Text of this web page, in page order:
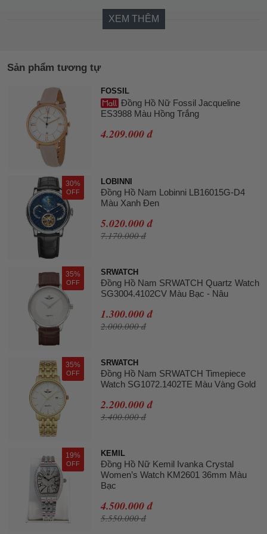
XEM THÊM
Sản phẩm tương tự
FOSSIL
Đồng Hồ Nữ Fossil Jacqueline
ES3988 Màu Hồng Trắng
4.209.000 đ
30%
OFF
LOBINNI
Đồng Hồ Nam Lobinni LB16015G-D4
Màu Xanh Đen
5.020.000 đ
7.170.000 đ
35%
OFF
SRWATCH
Đồng Hồ Nam SRWATCH Quartz Watch
SG3004.4102CV Màu Bạc - Nâu
1.300.000 đ
2.000.000 đ
35%
OFF
SRWATCH
Đồng Hồ Nam SRWATCH Timepiece
Watch SG1072.1402TE Màu Vàng Gold
2.200.000 đ
3.400.000 đ
19%
OFF
KEMIL
Đồng Hồ Nữ Kemil Ivanka Crystal
Women’s Watch KM2601 36mm Màu
Bạc
4.500.000 đ
5.550.000 đ